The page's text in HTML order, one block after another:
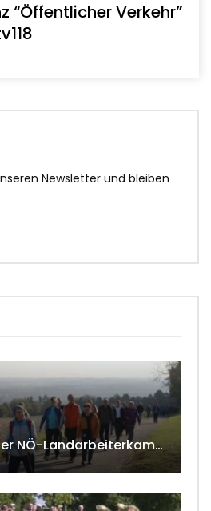
“Öffentlicher Verkehr”
Newsletter und bleiben
Wandertag der NÖ-Landarbeiterkammer in Hollabrunn 2024